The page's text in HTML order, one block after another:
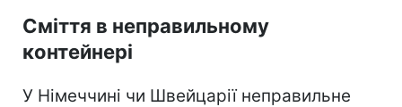
Сміття в неправильному
контейнері
У Німеччині чи Швейцарії неправильне